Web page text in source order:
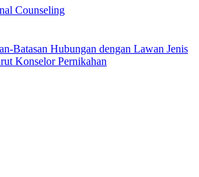
Counseling
Batasan Hubungan dengan Lawan Jenis
Konselor Pernikahan